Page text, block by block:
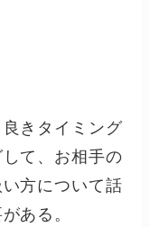
きタイミング
て、お相手の
方について話
ある。